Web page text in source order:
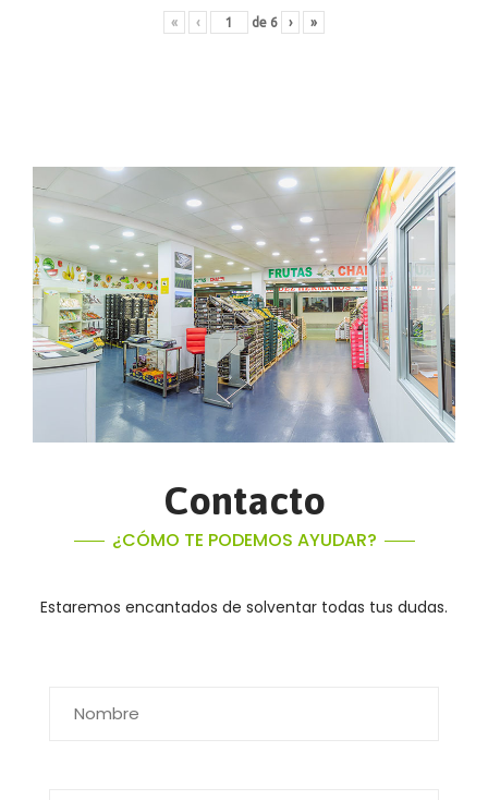
« ‹ de 6 › »
Contacto
¿CÓMO TE PODEMOS AYUDAR?
Estaremos encantados de solventar todas tus dudas.